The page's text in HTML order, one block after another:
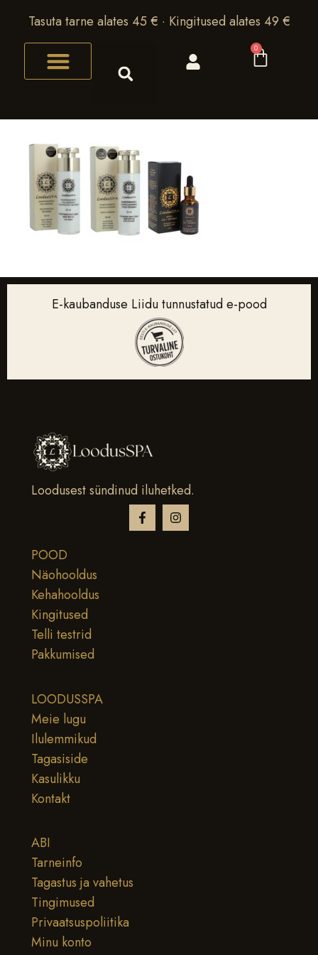
Tasuta tarne alates 45 € · Kingitused alates 49 €
0
E-kaubanduse Liidu tunnustatud e-pood
Loodusest sündinud iluhetked.
POOD
Näohooldus
Kehahooldus
Kingitused
Telli testrid
Pakkumised
LOODUSSPA
Meie lugu
Ilulemmikud
Tagasiside
Kasulikku
Kontakt
ABI
Tarneinfo
Tagastus ja vahetus
Tingimused
Privaatsuspoliitika
Minu konto